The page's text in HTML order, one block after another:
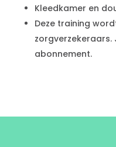
Kleedkamer en
Deze training
abonnement.